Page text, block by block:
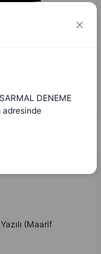
(Maarif
DENEME
adresinde